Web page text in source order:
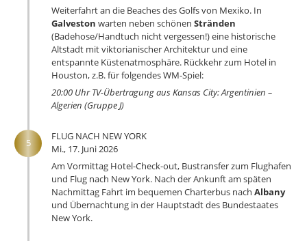
Weiterfahrt an die Beaches des Golfs von Mexiko. In
Galveston warten neben schönen Stränden
(Badehose/Handtuch nicht vergessen!) eine historische
Altstadt mit viktorianischer Architektur und eine
entspannte Küstenatmosphäre. Rückkehr zum Hotel in
Houston, z.B. für folgendes WM-Spiel:
20:00 Uhr TV-Übertragung aus Kansas City: Argentinien –
Algerien (Gruppe J)
5
FLUG NACH NEW YORK
Mi., 17. Juni 2026
Am Vormittag Hotel-Check-out, Bustransfer zum Flughafen
und Flug nach New York. Nach der Ankunft am späten
Nachmittag Fahrt im bequemen Charterbus nach Albany
und Übernachtung in der Hauptstadt des Bundestaates
New York.